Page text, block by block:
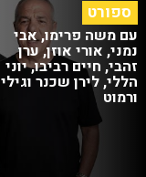
ספורט
עם משה פרימו, אבי
נמני, אורי אוזן, ערן
זהבי, חיים רביבו, יוני
הללי, לירן שכנר וגילי
ורמוט